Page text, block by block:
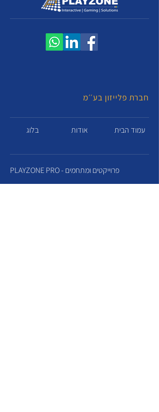
חברת פלייזון בע׳׳מ
בלוג אודות עמוד הבית
PLAYZONE PRO - פרוייקטים ומתחמים